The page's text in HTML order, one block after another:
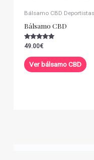
Bálsamo CBD Deportistas
Bálsamo CBD
Valorado con
de 5
49.00€
Ver bálsamo CBD